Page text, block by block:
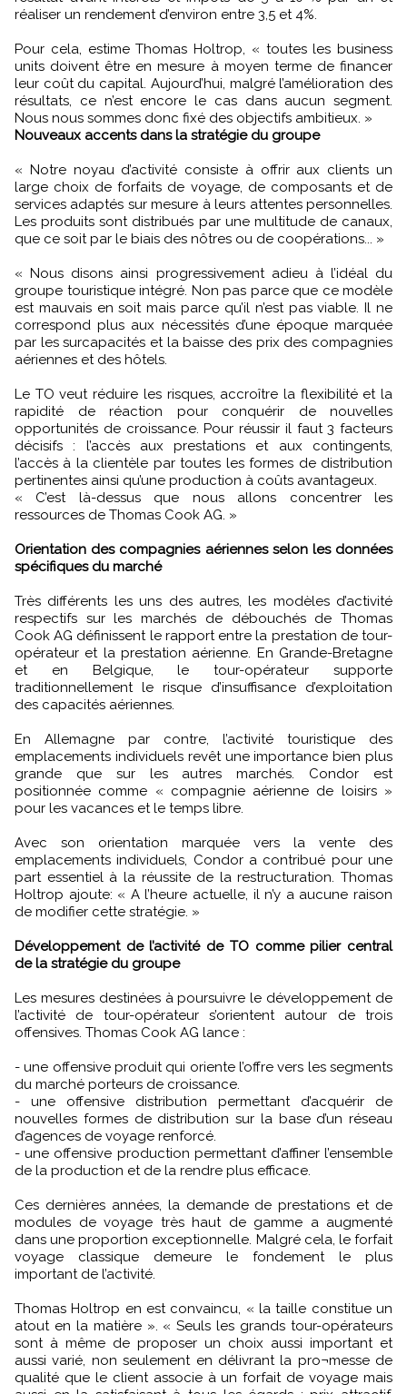
réaliser un rendement d’environ entre 3,5 et 4%.
Pour cela, estime Thomas Holtrop, « toutes les business
units doivent être en mesure à moyen terme de financer
leur coût du capital. Aujourd’hui, malgré l’amélioration des
résultats, ce n’est encore le cas dans aucun segment.
Nous nous sommes donc fixé des objectifs ambitieux. »
Nouveaux accents dans la stratégie du groupe
« Notre noyau d’activité consiste à offrir aux clients un
large choix de forfaits de voyage, de composants et de
services adaptés sur mesure à leurs attentes personnelles.
Les produits sont distribués par une multitude de canaux,
que ce soit par le biais des nôtres ou de coopérations... »
« Nous disons ainsi progressivement adieu à l’idéal du
groupe touristique intégré. Non pas parce que ce modèle
est mauvais en soit mais parce qu’il n’est pas viable. Il ne
correspond plus aux nécessités d’une époque marquée
par les surcapacités et la baisse des prix des compagnies
aériennes et des hôtels.
Le TO veut réduire les risques, accroître la flexibilité et la
rapidité de réaction pour conquérir de nouvelles
opportunités de croissance. Pour réussir il faut 3 facteurs
décisifs : l’accès aux prestations et aux contingents,
l’accès à la clientèle par toutes les formes de distribution
pertinentes ainsi qu’une production à coûts avantageux.
« C’est là-dessus que nous allons concentrer les
ressources de Thomas Cook AG. »
Orientation des compagnies aériennes selon les données
spécifiques du marché
Très différents les uns des autres, les modèles d’activité
respectifs sur les marchés de débouchés de Thomas
Cook AG définissent le rapport entre la prestation de tour-
opérateur et la prestation aérienne. En Grande-Bretagne
et en Belgique, le tour-opérateur supporte
traditionnellement le risque d’insuffisance d’exploitation
des capacités aériennes.
En Allemagne par contre, l’activité touristique des
emplacements individuels revêt une importance bien plus
grande que sur les autres marchés. Condor est
positionnée comme « compagnie aérienne de loisirs »
pour les vacances et le temps libre.
Avec son orientation marquée vers la vente des
emplacements individuels, Condor a contribué pour une
part essentiel à la réussite de la restructuration. Thomas
Holtrop ajoute: « A l’heure actuelle, il n’y a aucune raison
de modifier cette stratégie. »
Développement de l’activité de TO comme pilier central
de la stratégie du groupe
Les mesures destinées à poursuivre le développement de
l’activité de tour-opérateur s’orientent autour de trois
offensives. Thomas Cook AG lance :
- une offensive produit qui oriente l’offre vers les segments
du marché porteurs de croissance.
- une offensive distribution permettant d’acquérir de
nouvelles formes de distribution sur la base d’un réseau
d’agences de voyage renforcé.
- une offensive production permettant d’affiner l’ensemble
de la production et de la rendre plus efficace.
Ces dernières années, la demande de prestations et de
modules de voyage très haut de gamme a augmenté
dans une proportion exceptionnelle. Malgré cela, le forfait
voyage classique demeure le fondement le plus
important de l’activité.
Thomas Holtrop en est convaincu, « la taille constitue un
atout en la matière ». « Seuls les grands tour-opérateurs
sont à même de proposer un choix aussi important et
aussi varié, non seulement en délivrant la pro¬messe de
qualité que le client associe à un forfait de voyage mais